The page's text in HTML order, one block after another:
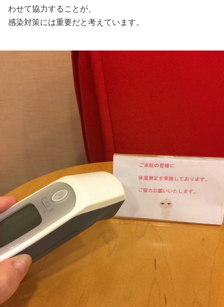
わせて協力することが、
感染対策には重要だと考えています。